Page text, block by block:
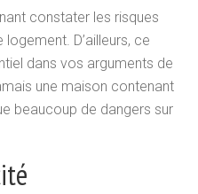
constater les risques
D’ailleurs, ce
dans vos arguments de
une maison contenant
beaucoup de dangers sur